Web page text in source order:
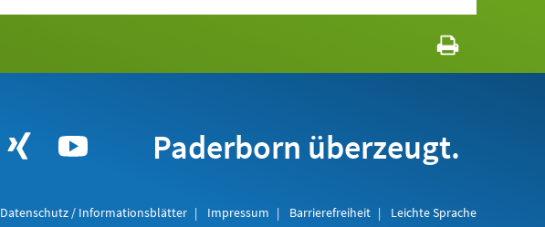
Paderborn überzeugt.
Datenschutz / Informationsblätter Impressum Barrierefreiheit Leichte Sprache